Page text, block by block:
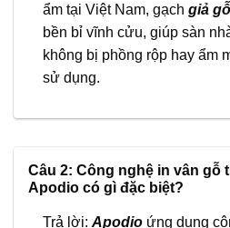
ẩm tại Việt Nam, gạch giả
bền bỉ vĩnh cửu, giúp sàn
không bị phồng rộp hay ẩm
sử dụng.
Câu 2: Công nghệ in vân gỗ
Apodio có gì đặc biệt?
Trả lời: Apodio ứng dụng